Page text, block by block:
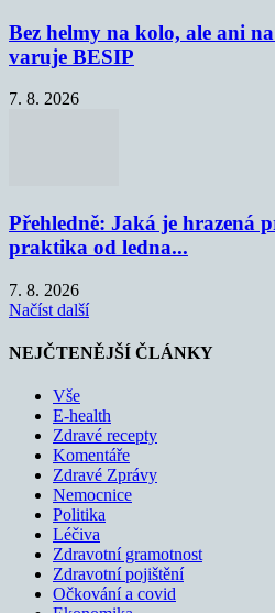
Bez helmy na kolo, ale ani
varuje BESIP
7. 8. 2026
Přehledně: Jaká je hrazená
praktika od ledna...
7. 8. 2026
Načíst další
NEJČTENĚJŠÍ ČLÁNKY
Vše
E-health
Zdravé recepty
Komentáře
Zdravé Zprávy
Nemocnice
Politika
Léčiva
Zdravotní gramotnost
Zdravotní pojištění
Očkování a covid